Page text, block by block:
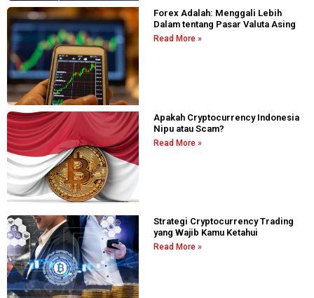
Forex Adalah: Menggali Lebih
Dalam tentang Pasar Valuta Asing
Read More »
Apakah Cryptocurrency Indonesia
Nipu atau Scam?
Read More »
Strategi Cryptocurrency Trading
yang Wajib Kamu Ketahui
Read More »